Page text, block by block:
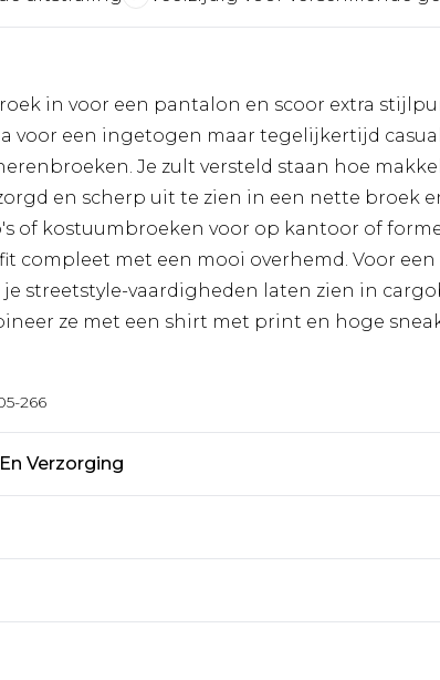
in voor een pantalon en scoor extra
voor een ingetogen maar tegelijkertijd
Je zult versteld staan hoe
en scherp uit te zien in een nette broek
of kostuumbroeken voor op kantoor of
compleet met een mooi overhemd. Voor
streetstyle-vaardigheden laten zien in
ze met een shirt met print en hoge
266
Verzorging
Nederland